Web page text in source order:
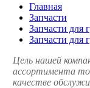
Главная
Запчасти
Запчасти для
Запчасти для
Цель нашей
ассортимента
качестве